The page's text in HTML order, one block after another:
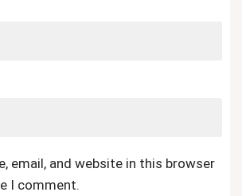
email, and website in this browser
I comment.